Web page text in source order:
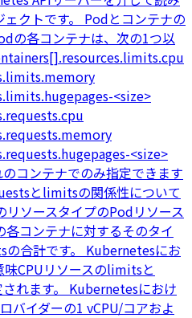
クトです。 Podとコンテナの
の各コンテナは、次の1つ以
<size>
<size>
コンテナでのみ指定できます
とlimitsの関係性について
ソースタイプのPodリソース
コンテナに対するそのタイ
合計です。 Kubernetesにお
味CPUリソースのlimitsと
れます。 Kubernetesにおけ
バイダーの1 vCPU/コアおよ